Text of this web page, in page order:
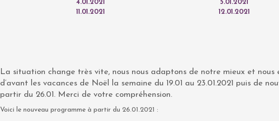
4.01.2021
5.01.2021
11.01.2021
12.01.2021
La situation change très vite, nous nous adaptons de notre mieux et nous
d’avant les vacances de Noël la semaine du 19.01 au 23.01.2021 puis de
partir du 26.01. Merci de votre compréhension.
Voici le nouveau programme à partir du 26.01.2021 :